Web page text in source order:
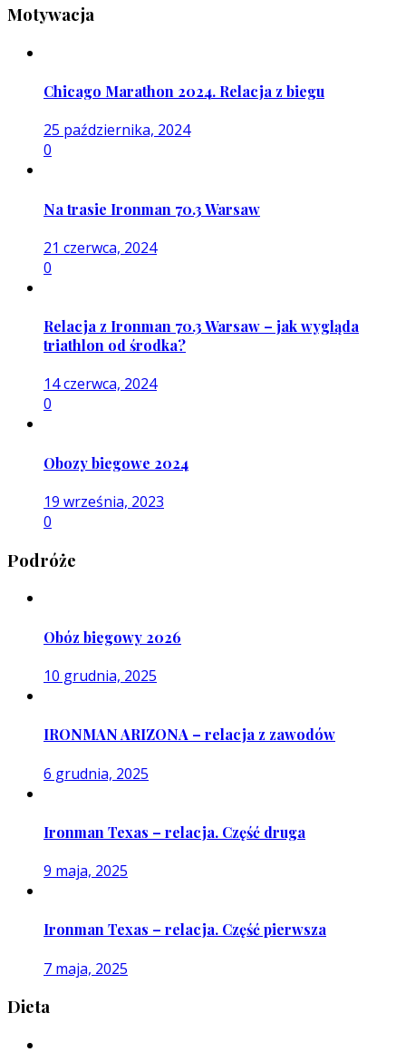
Motywacja
Chicago Marathon 2024. Relacja z biegu
25 października, 2024
0
Na trasie Ironman 70.3 Warsaw
21 czerwca, 2024
0
Relacja z Ironman 70.3 Warsaw – jak wygląda
triathlon od środka?
14 czerwca, 2024
0
Obozy biegowe 2024
19 września, 2023
0
Podróże
Obóz biegowy 2026
10 grudnia, 2025
IRONMAN ARIZONA – relacja z zawodów
6 grudnia, 2025
Ironman Texas – relacja. Część druga
9 maja, 2025
Ironman Texas – relacja. Część pierwsza
7 maja, 2025
Dieta